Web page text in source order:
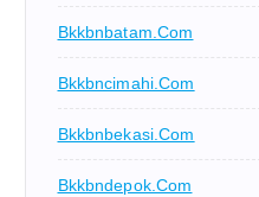
Bkkbnbatam.com
Bkkbncimahi.com
Bkkbnbekasi.com
Bkkbndepok.com